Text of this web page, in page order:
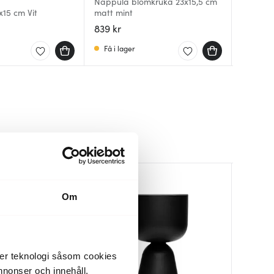
Om
teknologi såsom cookies
och innehåll,
cm Vit
matt mint
839 kr
Få i lager